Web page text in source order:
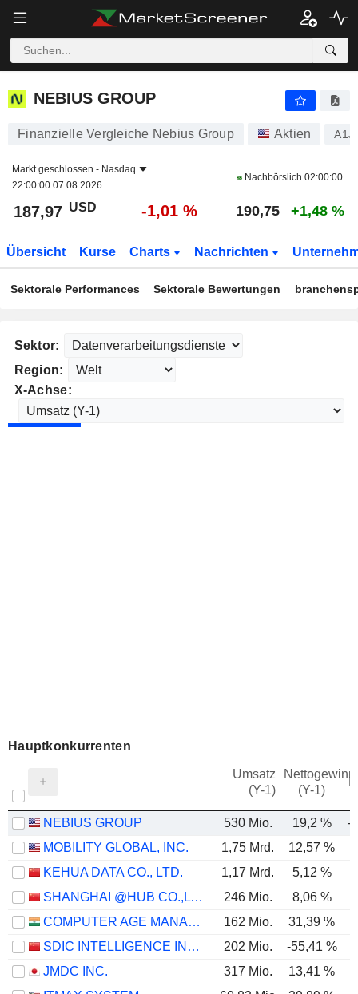
NEBIUS GROUP
NEBIUS GROUP
Finanzielle Vergleiche Nebius Group Aktien
Markt geschlossen - Nasdaq
22:00:00 07.08.2026
Nachbörslich 02:00:00
187,97 USD -1,01 % 190,75 +1,48 %
Übersicht Kurse Charts Nachrichten
Sektorale Performances Sektorale Bewertungen
Sektor:
Region:
X-Achse:
Hauptkonkurrenten
Umsatz
(Y-1)
Nettogewinn
(Y-1)
NEBIUS GROUP 530 Mio. 19,2 %
-
MOBILITY GLOBAL, INC.
1,75 Mrd.
12,57 %
KEHUA DATA CO., LTD.
1,17 Mrd. 5,12 %
SHANGHAI @HUB CO.,LTD.
246 Mio. 8,06 %
COMPUTER AGE MANAGEMENT SERVICES LIMITED
162 Mio. 31,39 %
SDIC INTELLIGENCE INFORMATION TECHNOLOGY CO., LTD.
202 Mio. -55,41 %
JMDC INC.
317 Mio. 13,41 %